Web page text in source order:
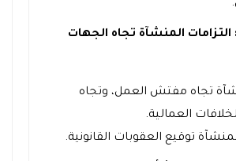
المنشآة تجاه الجهات
تجاه مفتش العمل، وتجاه
العمالية.
توقيع العقوبات القانونية.